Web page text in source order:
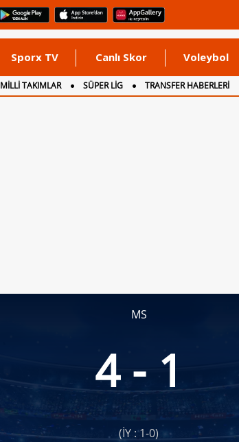
Sporx TV Canlı Skor Voleybol
TAKIMLAR SÜPER LİG TRANSFER HABERLERİ
MS
4 - 1
(İY : 1-0)